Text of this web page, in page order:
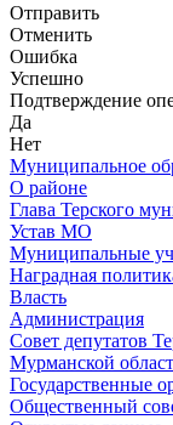
Отправить
Отменить
Ошибка
Успешно
Подтверждение
Да
Нет
Муниципальное
О районе
Глава Терского
Устав МО
Муниципальные
Наградная
Власть
Администрация
Совет депутатов
Мурманской
Государственные
Общественный